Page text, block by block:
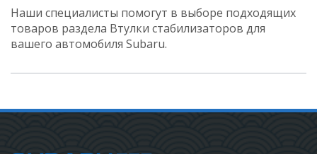
Наши специалисты помогут в выборе подходящих
товаров раздела Втулки стабилизаторов для
вашего автомобиля Subaru.